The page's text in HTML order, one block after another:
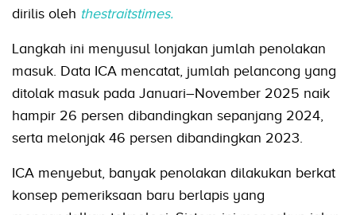
dirilis oleh thestraitstimes.
Langkah ini menyusul lonjakan jumlah penolakan
masuk. Data ICA mencatat, jumlah pelancong yang
ditolak masuk pada Januari–November 2025 naik
hampir 26 persen dibandingkan sepanjang 2024,
serta melonjak 46 persen dibandingkan 2023.
ICA menyebut, banyak penolakan dilakukan berkat
konsep pemeriksaan baru berlapis yang